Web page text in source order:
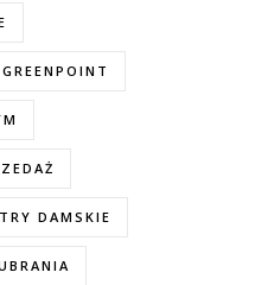
GREENPOINT
DAMSKIE